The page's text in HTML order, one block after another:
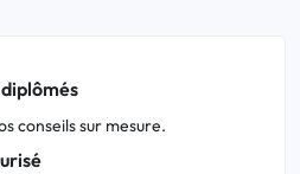
conseils sur mesure.